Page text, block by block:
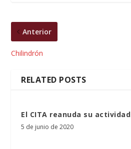
Anterior
Chilindrón
RELATED POSTS
El CITA reanuda su actividad
5 de junio de 2020